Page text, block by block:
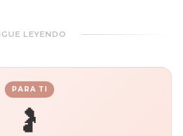
LEYENDO
PARA TI
🤰